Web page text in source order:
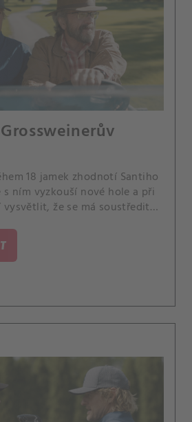
18 jamek zhodnotí Santiho
ním vyzkouší nové hole a při
že se má soustředit